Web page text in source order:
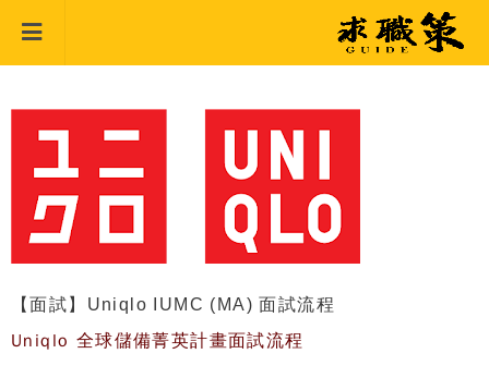
【面試】Uniqlo IUMC (MA) 面試流程
Uniqlo 全球儲備菁英計畫面試流程